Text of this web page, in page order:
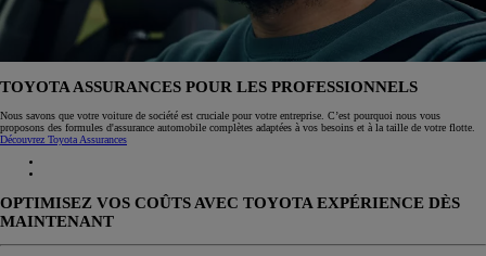
TOYOTA ASSURANCES POUR LES PROFESSIONNELS
Nous savons que votre voiture de société est cruciale pour votre entreprise. C’est pourquoi nous vous
proposons des formules d'assurance automobile complètes adaptées à vos besoins et à la taille de votre flotte.
Découvrez Toyota Assurances
OPTIMISEZ VOS COÛTS AVEC TOYOTA EXPÉRIENCE DÈS
MAINTENANT